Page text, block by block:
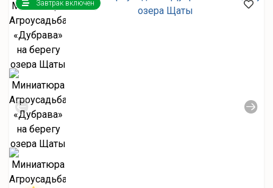
Завтрак включен